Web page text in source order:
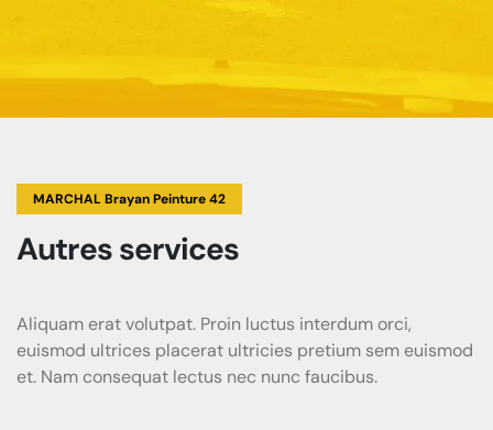
MARCHAL Brayan Peinture 42
Autres services
Aliquam erat volutpat. Proin luctus interdum orci,
euismod ultrices placerat ultricies pretium sem euismod
et. Nam consequat lectus nec nunc faucibus.